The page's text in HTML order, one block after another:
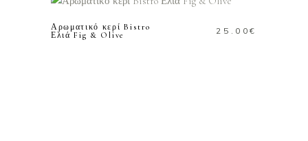
Αρωματικό κερί Bistro
Ελιά Fig & Olive
25.00€